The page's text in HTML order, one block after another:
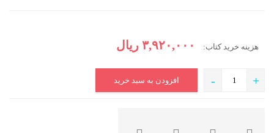
هزینه خرید کتاب: ۳,۹۲۰,۰۰۰ ریال
+
- افزودن به سبد خرید